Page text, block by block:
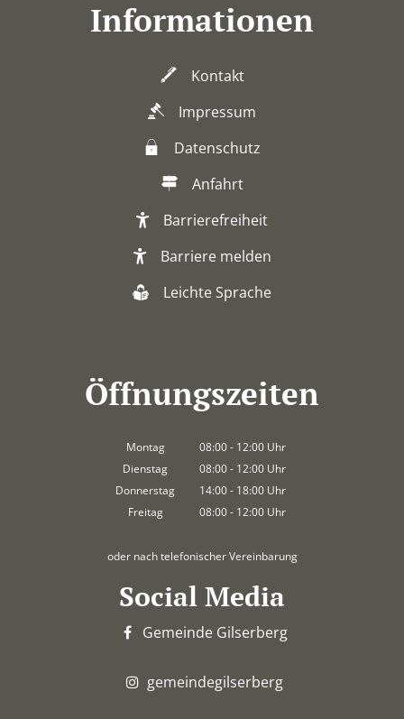
Informationen
Kontakt
Impressum
Datenschutz
Anfahrt
Barrierefreiheit
Barriere melden
Leichte Sprache
Öffnungszeiten
Montag 08:00- 12:00 Uhr
Von 08:00 bis 12:00 Uhr
Dienstag 08:00- 12:00 Uhr
Von 08:00 bis 12:00 Uhr
Donnerstag 14:00- 18:00 Uhr
Von 14:00 bis 18:00 Uhr
Freitag 08:00- 12:00 Uhr
oder nach telefonischer Vereinbarung
Social Media
Gemeinde Gilserberg
gemeindegilserberg